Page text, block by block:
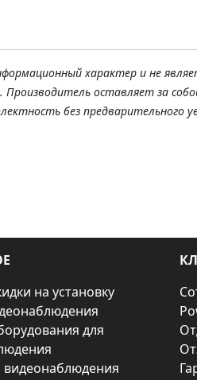
характер и не
оставляет за
без предварительного
на установку
для
видеонаблюдения